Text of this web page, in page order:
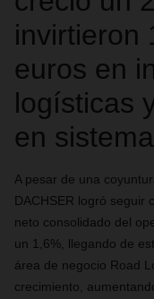
invirtieron
euros en
logísticas
en
A pesar de una
DACHSER logró seguir
neto consolidado del
un 1,6%, llegando de
área de negocio Road
crecimiento,